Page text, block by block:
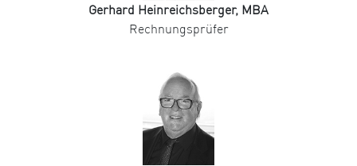
Gerhard Heinreichsberger, MBA
Rechnungsprüfer